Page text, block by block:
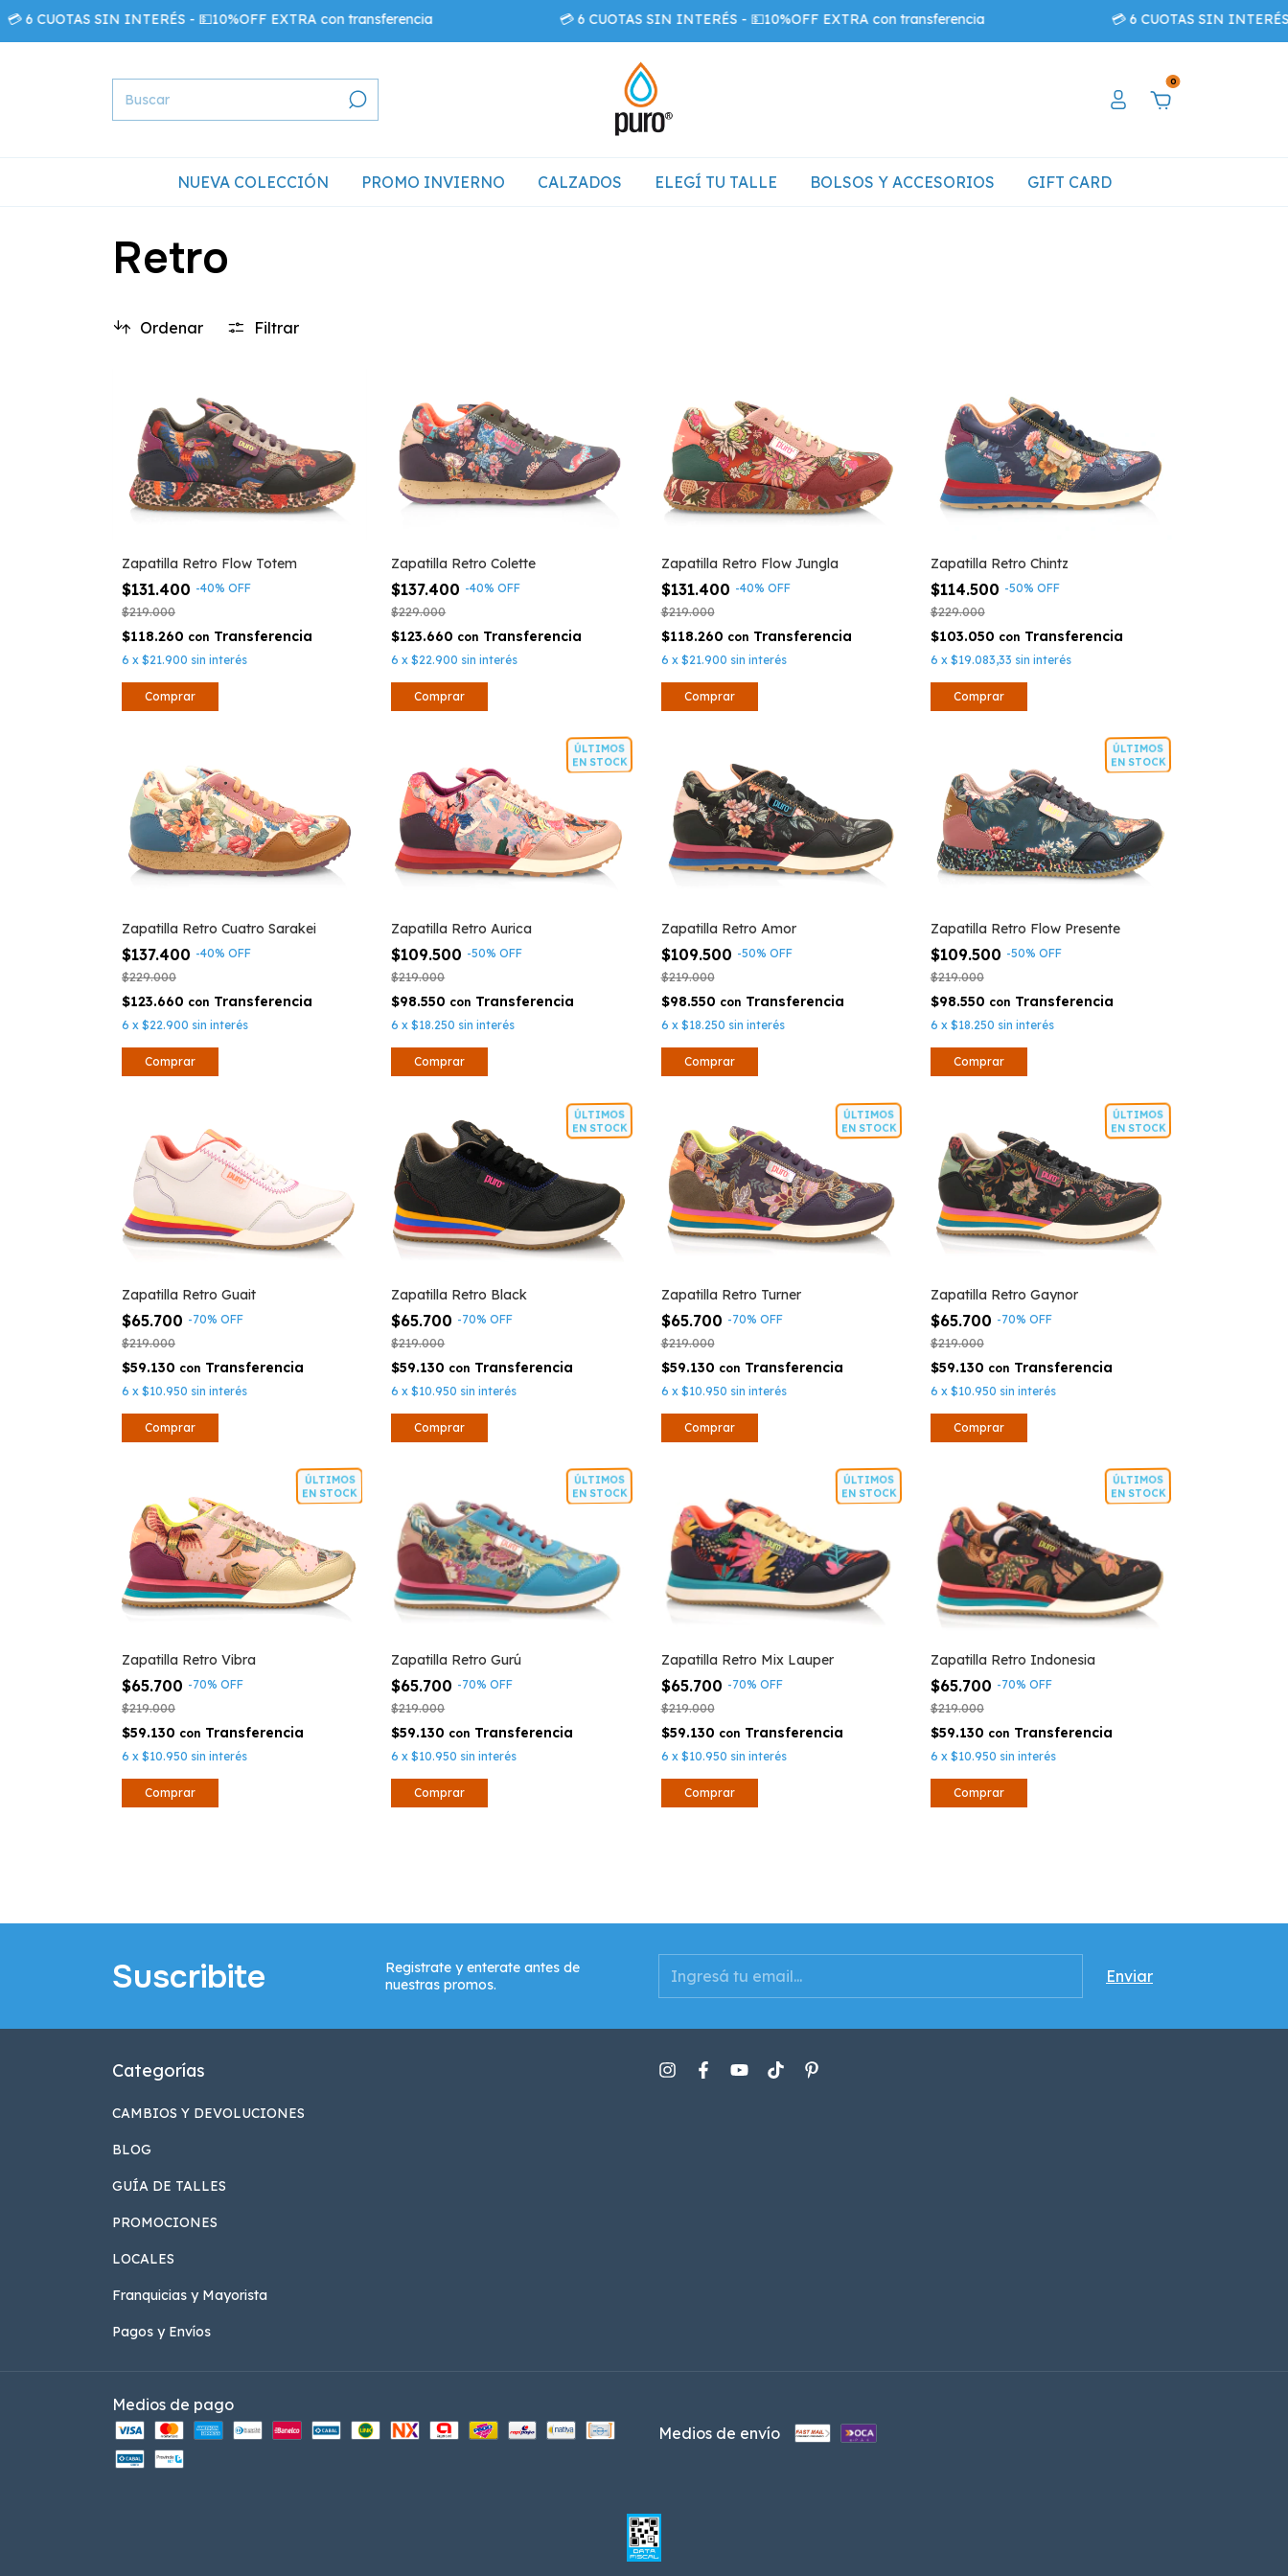
SIN INTERÉS - 💵10%OFF EXTRA con transferencia 💳 6 CUOTAS SIN INTERÉS - 💵10%OFF EXTRA con transferencia 💳 6 CUOTAS SIN INTERÉS -
0
NUEVA COLECCIÓN PROMO INVIERNO CALZADOS ELEGÍ TU TALLE BOLSOS Y ACCESORIOS GIFT CARD
Retro
Ordenar Filtrar
Zapatilla Retro Flow Totem
$131.400 -40% OFF
$219.000
$118.260 con
6 x $21.900 sin interés
Comprar
Zapatilla Retro Colette
$137.400 -40%OFF
$229.000
$123.660 con
6 x$22.900 sin interés
Comprar
Zapatilla Retro Flow Jungla
$131.400 -40% OFF
$219.000
$118.260 con
6 x $21.900 sin interés
Comprar
Zapatilla Retro Chintz
$114.500 -50% OFF
$229.000
$103.050 con
6 x $19.083,33 sin interés
Comprar
Zapatilla Retro Cuatro Sarakei
$137.400 -40% OFF
$229.000
$123.660 con
6 x $22.900 sin interés
Comprar
ÚLTIMOS
EN STOCK
Zapatilla Retro Aurica
$109.500 -50%OFF
$219.000
$98.550 con
6 x$18.250 sin interés
Comprar
Zapatilla Retro Amor
$109.500 -50% OFF
$219.000
$98.550 con
6 x $18.250 sin interés
Comprar
ÚLTIMOS
EN STOCK
Zapatilla Retro Flow Presente
$109.500 -50% OFF
$219.000
$98.550 con
6 x $18.250 sin interés
Comprar
Zapatilla Retro Guait
$65.700 -70% OFF
$219.000
$59.130 con
6 x $10.950 sin interés
Comprar
ÚLTIMOS
EN STOCK
Zapatilla Retro Black
$65.700 -70%OFF
$219.000
$59.130 con
6 x$10.950 sin interés
Comprar
ÚLTIMOS
EN STOCK
Zapatilla Retro Turner
$65.700 -70% OFF
$219.000
$59.130 con
6 x $10.950 sin interés
Comprar
ÚLTIMOS
EN STOCK
Zapatilla Retro Gaynor
$65.700 -70% OFF
$219.000
$59.130 con
6 x $10.950 sin interés
Comprar
ÚLTIMOS
EN STOCK
Zapatilla Retro Vibra
$65.700 -70% OFF
$219.000
$59.130 con
6 x $10.950 sin interés
Comprar
ÚLTIMOS
EN STOCK
Zapatilla Retro Gurú
$65.700 -70%OFF
$219.000
$59.130 con
6 x$10.950 sin interés
Comprar
ÚLTIMOS
EN STOCK
Zapatilla Retro Mix Lauper
$65.700 -70% OFF
$219.000
$59.130 con
6 x $10.950 sin interés
Comprar
ÚLTIMOS
EN STOCK
Zapatilla Retro Indonesia
$65.700 -70% OFF
$219.000
$59.130 con
6 x $10.950 sin interés
Comprar
Suscribite
Registrate y enterate antes de
nuestras promos.
Categorías
CAMBIOS Y DEVOLUCIONES
BLOG
GUÍA DE TALLES
PROMOCIONES
LOCALES
Franquicias y Mayorista
Pagos y Envíos
Medios de pago
Medios de envío